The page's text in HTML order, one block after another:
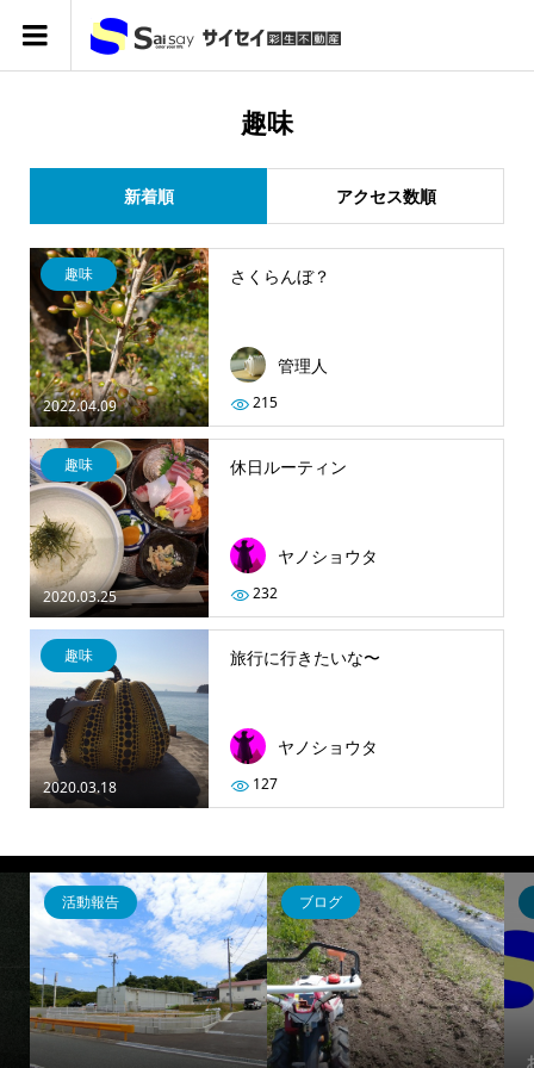
趣味
新着順 アクセス数順
2022.04.09
趣味 さくらんぼ？
管理人
215
2020.03.25
趣味 休日ルーティン
ヤノショウタ
232
2020.03.18
趣味 旅行に行きたいな〜
ヤノショウタ
127
活動報告 ブログ